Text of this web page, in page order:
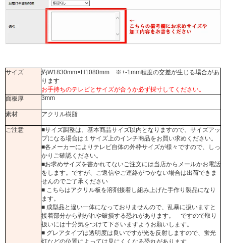
サイズ
約W1830mm×H1080mm ※+-1mm程度の交差が生じる場合があ
ります
お手持ちのテレビとサイズが合うか必ず採寸してください。
面板厚
3mm
素材 アクリル樹脂
ご注意
■サイズ調整は、基本商品サイズ以内となりますので、サイズアッ
プになる場合は１サイズ上のインチ商品をお買い求めください。
■各メーカーによりテレビ自体の外枠サイズが様々ですので、しっ
かりご確認ください。
■お求めサイズを書かれてないご注文には当店からメールかお電話
をします。ですが、ご返信やご連絡がつかない場合は出荷できま
せんのでご了承ください
■ こちらはアクリル板を溶剤接着し組み上げた手作り製品になり
ます。
■ 成型品と違い一体になっておりませんので、乱暴に扱いますと
接着部分から剥がれや破損する恐れがあります。 ですので取り
扱いには十分気をつけて下さいますようお願いします。
■ グレアタイプは透明度は良いですが光を反射しますので、蛍光